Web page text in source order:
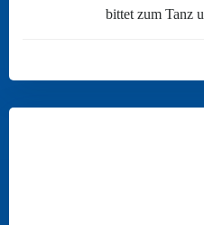
bittet zum Tanz